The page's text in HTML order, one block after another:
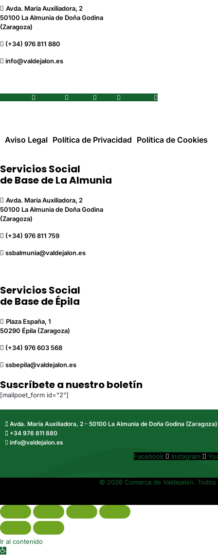
Avda. María Auxiliadora, 2
50100 La Almunia de Doña Godina
(Zaragoza)
(+34) 976 811 880
info@valdejalon.es
Aviso Legal Política de Privacidad Política de Cookies
Servicios Social
de Base de La Almunia
Avda. María Auxiliadora, 2
50100 La Almunia de Doña Godina
(Zaragoza)
(+34) 976 811 759
ssbalmunia@valdejalon.es
Servicios Social
de Base de Épila
Plaza España, 1
50290 Épila (Zaragoza)
(+34) 976 603 568
ssbepila@valdejalon.es
Suscríbete a nuestro boletín
[mailpoet_form id="2"]
Avda. María Auxiliadora, 2 - 50100 La Almunia de Doña Godina (Zaragoza)
+34 976 811 880
info@valdejalon.es
Facebook Instagram
© 2026 Comarca de Valdejalón.
Ir al contenido
Abrir barra de herramientas